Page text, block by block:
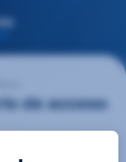
de acceso